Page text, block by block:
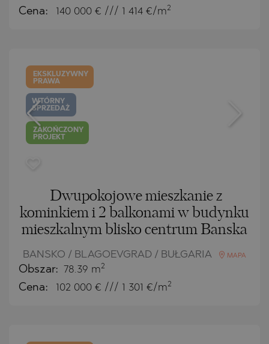
Cena: 140 000 € /// 1 414 €/m2
EKSKLUZYWNY
PRAWA
WTÓRNY
SPRZEDAŻ
ZAKOŃCZONY
PROJEKT
Dwupokojowe mieszkanie z
kominkiem i 2 balkonami w budynku
mieszkalnym blisko centrum Banska
BANSKO / BLAGOEVGRAD / BUŁGARIA MAPA
Obszar: 78.39 m2
Cena: 102 000 € /// 1 301 €/m2